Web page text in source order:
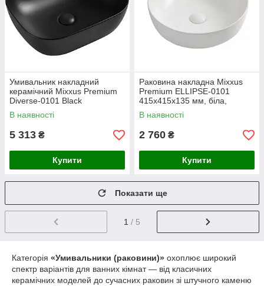
Умивальник накладний
керамічний Mixxus Premium
Diverse-0101 Black
490×395×150 мм (MP6485)
В наявності
5 313 ₴
Купити
Раковина накладна Mixxus
Premium ELLIPSE-0101
415х415х135 мм, біла,
кругла, глянцева (MP6531)
В наявності
2 760 ₴
Купити
Показати ще
1 / 5
Категорія «Умивальники (раковини)» охоплює широкий
спектр варіантів для ванних кімнат — від класичних
керамічних моделей до сучасних раковин зі штучного каменю